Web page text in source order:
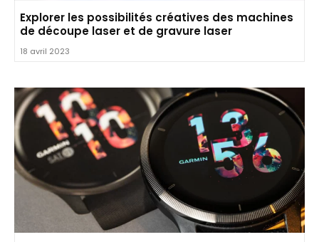
Explorer les possibilités créatives des machines
de découpe laser et de gravure laser
18 avril 2023